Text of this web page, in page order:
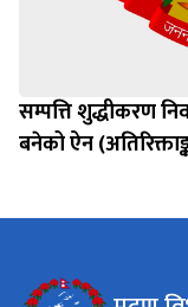
सम्पत्ति शुद्धीकरण
बनेको ऐन